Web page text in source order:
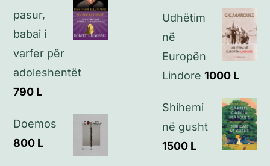
pasur,
babai i
varfer për
adoleshentët
790 L
Doemos
800 L
Udhëtim
në
Europën
Lindore 1000 L
Shihemi
në gusht
1500 L